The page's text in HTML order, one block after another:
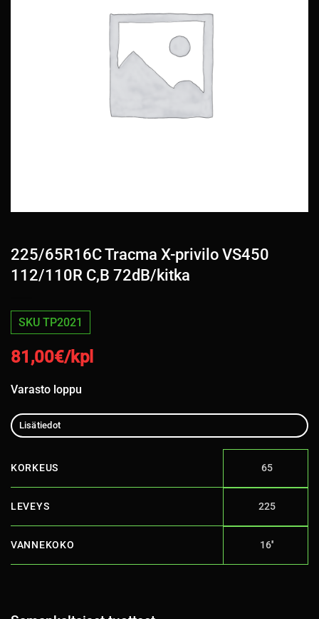
225/65R16C Tracma X-privilo VS450
112/110R C,B 72dB/kitka
SKU TP2021
81,00€/kpl
Varasto loppu
Lisätiedot
KORKEUS 65
LEVEYS 225
VANNEKOKO 16''